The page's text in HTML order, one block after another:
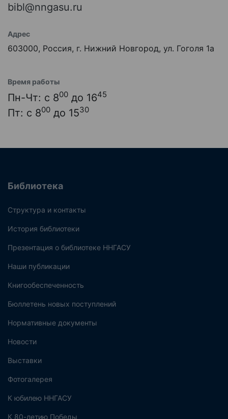
bibl@nngasu.ru
Адрес
603000, Россия, г. Нижний Новгород, ул. Гоголя 1а
Время работы
Пн-Чт: с 800 до 1645
Пт: с 800 до 1530
Библиотека
Структура и контакты
История библиотеки
Презентация о библиотеке ННГАСУ
Наши публикации
Книгообеспеченность
Бюллетень новых поступлений
Нормативные документы
Новости
Выставки
Фотогалерея
К юбилею ННГАСУ
К 80-летию Победы